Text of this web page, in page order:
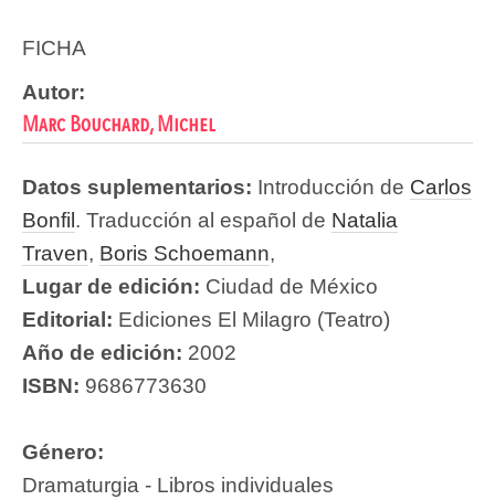
FICHA
Autor:
Marc Bouchard, Michel
Datos suplementarios: Introducción de Carlos
Bonfil . Traducción al español de Natalia
Traven, Boris Schoemann,
Lugar de edición: Ciudad de México
Editorial: Ediciones El Milagro (Teatro)
Año de edición: 2002
ISBN: 9686773630
Género:
Dramaturgia - Libros individuales